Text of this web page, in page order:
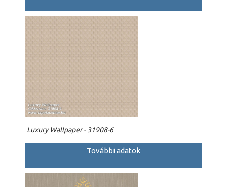
Luxury Wallpaper - 31908-6
További adatok